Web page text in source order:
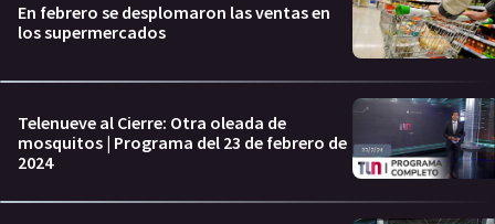
En febrero se desplomaron las ventas en
los supermercados
Telenueve al Cierre: Otra oleada de
mosquitos | Programa del 23 de febrero de
2024